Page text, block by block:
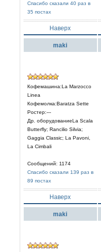
Спасибо сказали 40 раз в
35 постах
Наверх
maki
Кофемашина:La Marzocco
Linea
Кофемолка:Baratza Sette
Ростер:---
Др. оборудованиеLa Scala
Butterfly; Rancilio Silvia;
Gaggia Classic; La Pavoni,
La Cimbali
Сообщений: 1174
Спасибо сказали 139 раз в
89 постах
Наверх
maki